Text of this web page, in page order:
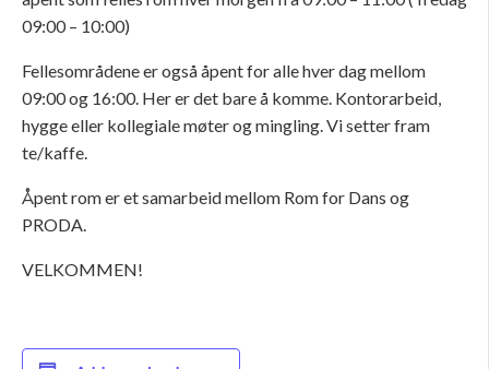
09:00 – 10:00)
Fellesområdene er også åpent for alle hver dag mellom
09:00 og 16:00. Her er det bare å komme. Kontorarbeid,
hygge eller kollegiale møter og mingling. Vi setter fram
te/kaffe.
Åpent rom er et samarbeid mellom Rom for Dans og
PRODA.
VELKOMMEN!